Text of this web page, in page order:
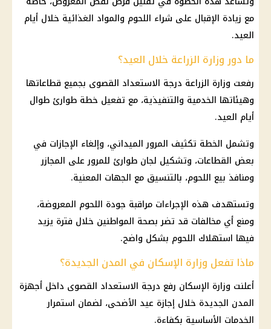
مع زيادة الإقبال على شراء اللحوم والمواد الغذائية خلال أيام
العيد.
ما دور وزارة الزراعة خلال العيد؟
رفعت وزارة الزراعة درجة الاستعداد القصوى بجميع قطاعاتها
وهيئاتها الخدمية والتنفيذية، مع تفعيل خطة طوارئ طوال
أيام العيد.
وتشمل الخطة تكثيف المرور الميداني، وإلغاء الإجازات في
بعض القطاعات، وتشكيل لجان طوارئ للمرور على المجازر
ومنافذ بيع اللحوم، بالتنسيق مع الجهات المعنية.
وتستهدف هذه الإجراءات مراقبة جودة اللحوم المعروضة،
ومنع أي مخالفات قد تضر بصحة المواطنين خلال فترة يزيد
فيها استهلاك اللحوم بشكل واضح.
ماذا تفعل وزارة الإسكان في المدن الجديدة؟
أعلنت وزارة الإسكان رفع درجة الاستعداد القصوى داخل أجهزة
المدن الجديدة خلال إجازة عيد الأضحى، لضمان استمرار
الخدمات الأساسية بكفاءة.